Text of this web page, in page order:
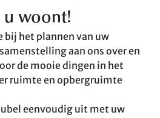
u woont!
bij het plannen van uw
aan ons over en
de mooie dingen in het
ruimte en opbergruimte
eenvoudig uit met uw